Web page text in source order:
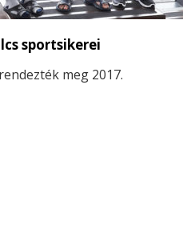
sportsikerei
meg 2017.